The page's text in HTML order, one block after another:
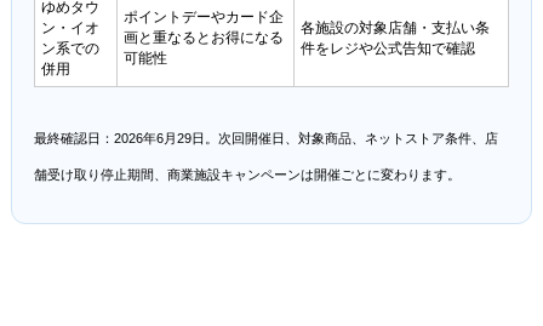
ゆめタウ
ン・イオ
ン系での
併用
ポイントデーやカード企
画と重なるとお得になる
可能性
各施設の対象店舗・支払い条
件をレジや公式告知で確認
最終確認日：2026年6月29日。次回開催日、対象商品、ネットストア条件、店
舗受け取り停止期間、商業施設キャンペーンは開催ごとに変わります。